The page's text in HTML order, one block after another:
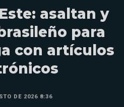
asaltan y
para
con artículos
DE 2026 8:36